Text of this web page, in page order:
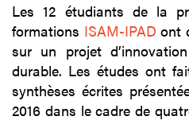
Les 12 étudiants de la
formations ISAM-IPAD ont
sur un projet
durable. Les études ont
synthèses écrites
2016 dans le cadre de